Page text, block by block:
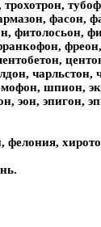
фасон,
фитолосьон,
шпион,
эон, эпигон,
фелония,